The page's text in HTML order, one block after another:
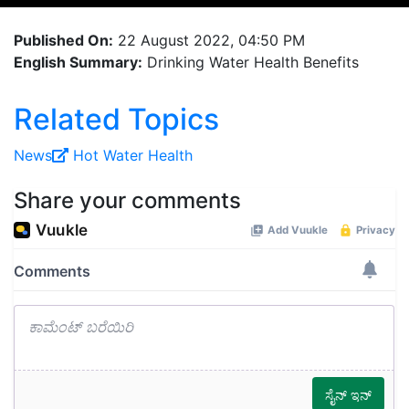
Published On: 22 August 2022, 04:50 PM
English Summary: Drinking Water Health Benefits
Related Topics
News Hot Water Health
Share your comments